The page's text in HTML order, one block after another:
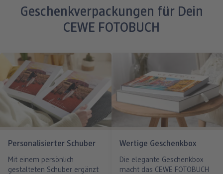
Geschenkverpackungen für Dein
CEWE FOTOBUCH
Personalisierter Schuber
Mit einem persönlich
gestalteten Schuber ergänzt
Wertige Geschenkbox
Die elegante Geschenkbox
macht das CEWE FOTOBUCH